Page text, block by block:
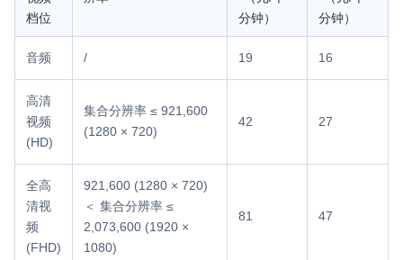
档位
分钟）
分钟）
音频 / 19 16
高清
视频
(HD)
集合分辨率 ≤ 921,600
(1280 × 720)
42 27
全高
清视
频
(FHD)
921,600 (1280 × 720)
＜ 集合分辨率 ≤
2,073,600 (1920 ×
1080)
81 47